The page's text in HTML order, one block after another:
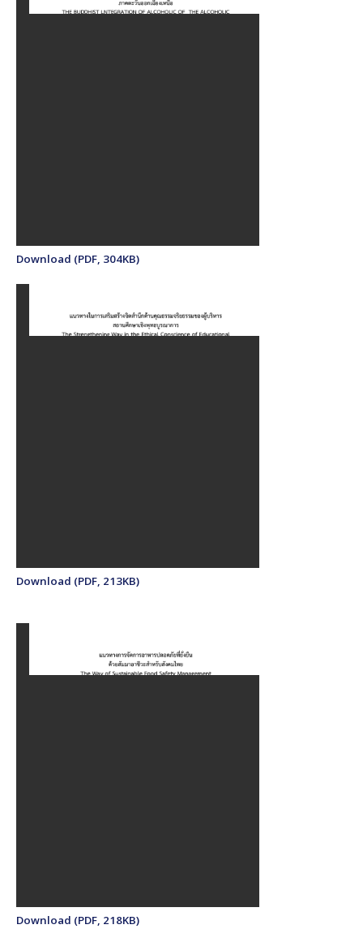
Download (PDF, 304KB)
Download (PDF, 213KB)
Download (PDF, 218KB)